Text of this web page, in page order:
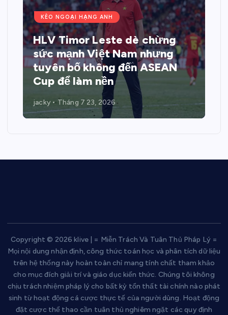
KÈO NGOẠI HẠNG ANH
HLV Timor Leste dè chừng
sức mạnh Việt Nam nhưng
tuyên bố không đến ASEAN
Cup để làm nền
jacky Tháng 7 23, 2026
Copyright © 2026 klive | = Miễn Trách Và Tuân Thủ Pháp Lý =
Mọi nội dung nhận định, công thức toán học và phân tích dữ liệu
trên hệ thống này hoàn toàn chỉ mang tính chất tham khảo
cho mục đích giải trí và giáo dục kiến thức. Chúng tôi không
chịu trách nhiệm pháp lý cho bất kỳ tổn thất tài chính nào phát
sinh từ hoạt động cá cược thực tế của người dùng. Hoạt động
đặt cược thể thao cần tuân thủ nghiêm ngặt các quy định